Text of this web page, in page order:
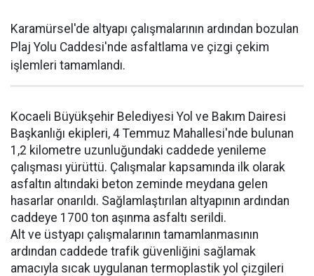
Karamürsel'de altyapı çalışmalarının ardından bozulan
Plaj Yolu Caddesi'nde asfaltlama ve çizgi çekim
işlemleri tamamlandı.
Kocaeli Büyükşehir Belediyesi Yol ve Bakım Dairesi
Başkanlığı ekipleri, 4 Temmuz Mahallesi'nde bulunan
1,2 kilometre uzunluğundaki caddede yenileme
çalışması yürüttü. Çalışmalar kapsamında ilk olarak
asfaltın altındaki beton zeminde meydana gelen
hasarlar onarıldı. Sağlamlaştırılan altyapının ardından
caddeye 1700 ton aşınma asfaltı serildi.
Alt ve üstyapı çalışmalarının tamamlanmasının
ardından caddede trafik güvenliğini sağlamak
amacıyla sıcak uygulanan termoplastik yol çizgileri